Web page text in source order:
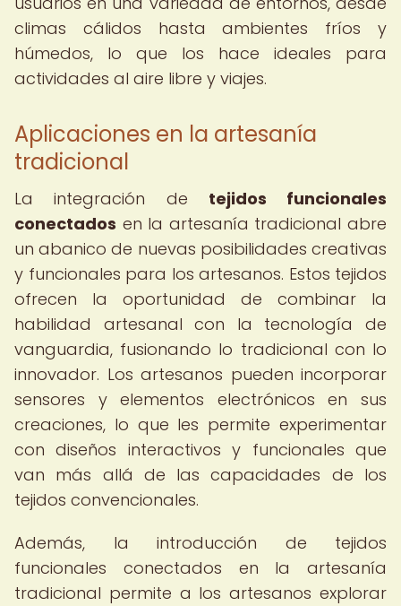
climas cálidos hasta ambientes fríos y
húmedos, lo que los hace ideales para
actividades al aire libre y viajes.
Aplicaciones en la artesanía
tradicional
La integración de tejidos funcionales
conectados en la artesanía tradicional abre
un abanico de nuevas posibilidades creativas
y funcionales para los artesanos. Estos tejidos
ofrecen la oportunidad de combinar la
habilidad artesanal con la tecnología de
vanguardia, fusionando lo tradicional con lo
innovador. Los artesanos pueden incorporar
sensores y elementos electrónicos en sus
creaciones, lo que les permite experimentar
con diseños interactivos y funcionales que
van más allá de las capacidades de los
tejidos convencionales.
Además, la introducción de tejidos
funcionales conectados en la artesanía
tradicional permite a los artesanos explorar